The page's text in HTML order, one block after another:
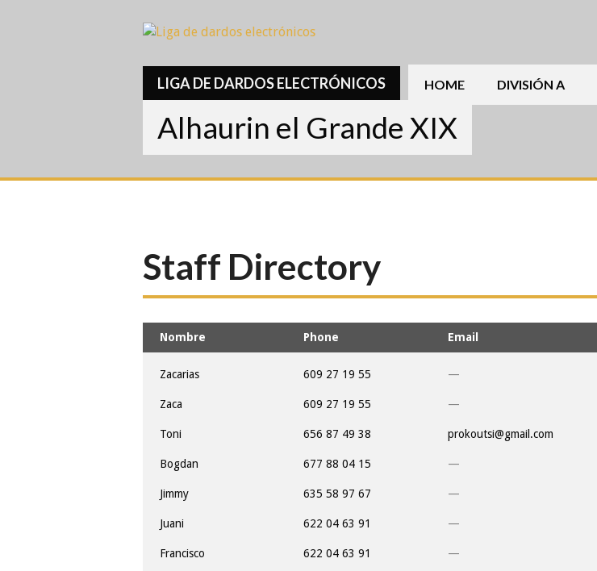
HOME DIVISIÓN A
LIGA DE DARDOS ELECTRÓNICOS
Alhaurin el Grande XIX
Staff Directory
Nombre Phone Email
Zacarias 609 27 19 55 —
Zaca 609 27 19 55 —
Toni 656 87 49 38 prokoutsi@gmail.com
Bogdan 677 88 04 15 —
Jimmy 635 58 97 67 —
Juani 622 04 63 91 —
Francisco 622 04 63 91 —